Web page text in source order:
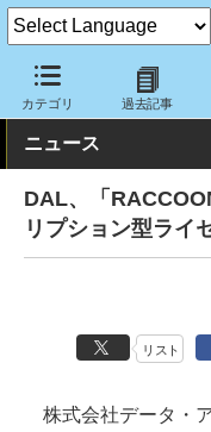
カテゴリ 過去記事
クラウド Watch サービ
ニュース
DAL、「
リプション型ライ
リスト
株式会社データ・